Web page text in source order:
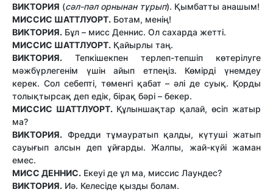
ВИКТОРИЯ (сәл-пәл орнынан тұрып). Қымбатты анашым!
МИССИС ШАТТЛУОРТ. Ботам, менің!
ВИКТОРИЯ. Бұл – мисс Деннис. Ол сахарда жетті.
МИССИС ШАТТЛУОРТ. Қайырлы таң.
ВИКТОРИЯ. Тепкішекпен терлеп-тепшіп көтерілуге
мәжбүрлегенім үшін айып етпеңіз. Көмірді үнемдеу
керек. Сол себепті, төменгі қабат – әлі де суық. Қорды
толықтырсақ деп едік, бірақ бәрі – бекер.
МИССИС ШАТТЛУОРТ. Құлыншақтар қалай, өсіп жатыр
ма?
ВИКТОРИЯ. Фредди тұмауратып қалды, күтуші жатып
сауығып алсын деп ұйғарды. Жалпы, жай-күйі жаман
емес.
МИСС ДЕННИС. Екеуі де ұл ма, миссис Лаундес?
ВИКТОРИЯ. Иә. Келесіде қызды болам.